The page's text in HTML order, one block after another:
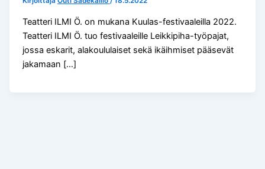
Teatteri ILMI Ö. on mukana Kuulas-festivaaleilla 2022.
Teatteri ILMI Ö. tuo festivaaleille Leikkipiha-työpajat,
jossa eskarit, alakoululaiset sekä ikäihmiset pääsevät
jakamaan […]